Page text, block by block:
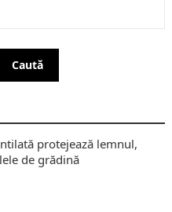
protejează lemnul,
de grădină